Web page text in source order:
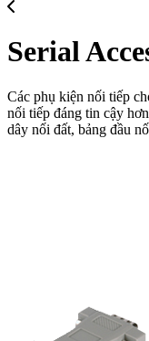
Serial
Các phụ kiện nối tiếp
nối tiếp đáng tin cậy
dây nối đất, bảng đầu